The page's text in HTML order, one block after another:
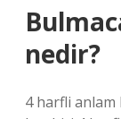
nedir?
4 harfli anlam